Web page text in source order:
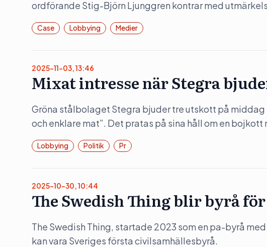
ordförande Stig-Björn Ljunggren kontrar med
Case Lobbying Medier
2025-11-03, 13:46
Mixat intresse när Stegra
Gröna stålbolaget Stegra bjuder tre utskott på
och enklare mat”. Det pratas på sina håll om en
Lobbying Politik Pr
2025-10-30, 10:44
The Swedish Thing blir byrå
The Swedish Thing, startade 2023 som en pa-byrå
kan vara Sveriges första civilsamhällesbyrå.